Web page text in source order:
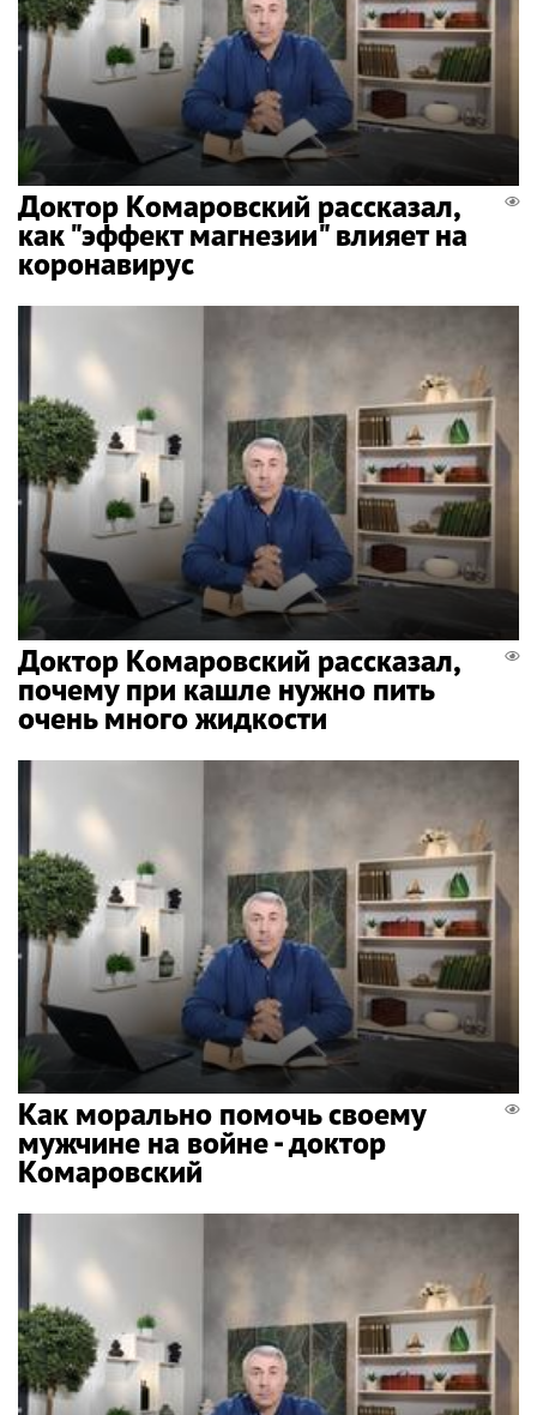
Доктор Комаровский рассказал,
как "эффект магнезии" влияет на
коронавирус
Доктор Комаровский рассказал,
почему при кашле нужно пить
очень много жидкости
Как морально помочь своему
мужчине на войне - доктор
Комаровский